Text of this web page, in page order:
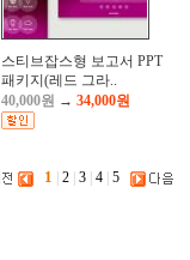
스티브잡스형 보고서 PPT
패키지(레드 그라..
40,000원 → 34,000원
1 2 3 4 5